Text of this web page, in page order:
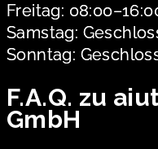
Freitag:
Samstag:
Sonntag:
F.A.Q. zu
GmbH